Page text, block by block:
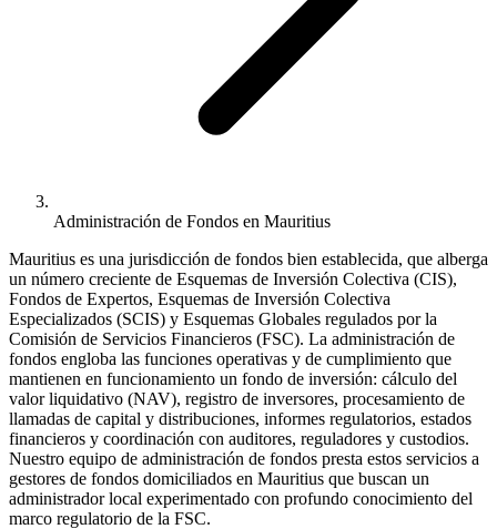
Administración de Fondos en Mauritius
Mauritius es una jurisdicción de fondos bien establecida, que alberga
un número creciente de Esquemas de Inversión Colectiva (CIS),
Fondos de Expertos, Esquemas de Inversión Colectiva
Especializados (SCIS) y Esquemas Globales regulados por la
Comisión de Servicios Financieros (FSC). La administración de
fondos engloba las funciones operativas y de cumplimiento que
mantienen en funcionamiento un fondo de inversión: cálculo del
valor liquidativo (NAV), registro de inversores, procesamiento de
llamadas de capital y distribuciones, informes regulatorios, estados
financieros y coordinación con auditores, reguladores y custodios.
Nuestro equipo de administración de fondos presta estos servicios a
gestores de fondos domiciliados en Mauritius que buscan un
administrador local experimentado con profundo conocimiento del
marco regulatorio de la FSC.